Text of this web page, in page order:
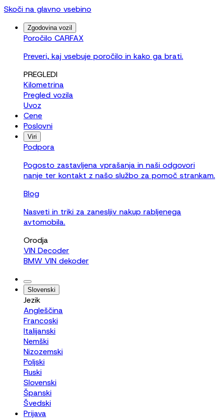
Skoči na glavno vsebino
Zgodovina vozil
Poročilo CARFAX
Preveri, kaj vsebuje poročilo in kako ga brati.
PREGLEDI
Kilometrina
Pregled vozila
Uvoz
Cene
Poslovni
Viri
Podpora
Pogosto zastavljena vprašanja in naši odgovori
nanje ter kontakt z našo službo za pomoč strankam.
Blog
Nasveti in triki za zanesljiv nakup rabljenega
avtomobila.
Orodja
VIN Decoder
BMW VIN dekoder
Slovenski
Jezik
Angleščina
Francoski
Italijanski
Nemški
Nizozemski
Poljski
Ruski
Slovenski
Španski
Švedski
Prijava